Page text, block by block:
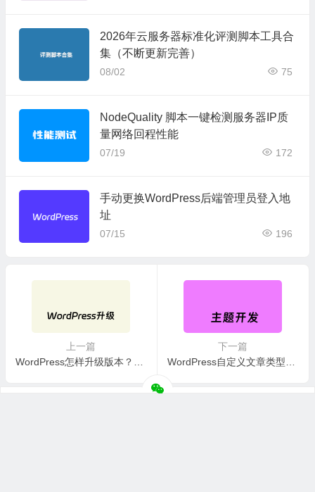
2026年云服务器标准化评测脚本工具合
集（不断更新完善）
08/02 75
NodeQuality 脚本一键检测服务器IP质
量网络回程性能
07/19 172
手动更换WordPress后端管理员登入地
址
07/15 196
上一篇
下一篇